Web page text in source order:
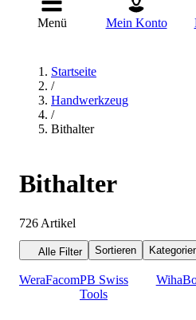
Menü Mein Konto
Startseite
/
Handwerkzeug
/
Bithalter
Bithalter
726 Artikel
Alle Filter Sortieren
WeraFacomPB Swiss
Tools
Wiha